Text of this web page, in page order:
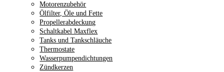
Motorenzubehör
Ölfilter, Öle und Fette
Propellerabdeckung
Schaltkabel Maxflex
Tanks und Tankschläuche
Thermostate
Wasserpumpendichtungen
Zündkerzen